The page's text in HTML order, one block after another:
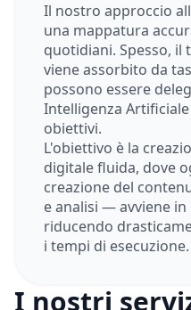
Il nostro approccio
una mappatura
quotidiani. Spesso,
viene assorbito da
possono essere
Intelligenza
obiettivi.
L'obiettivo è la
digitale fluida, dove
creazione del
e analisi — avviene
riducendo
i tempi di esecuzione.
I nostri